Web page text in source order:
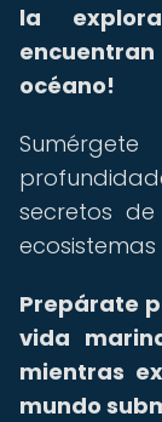
la
océano!
secretos
ecosistemas
Prepárate
vida
mientras
mundo